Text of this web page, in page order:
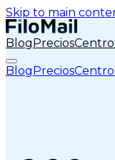
Skip to main
BlogPrecios
BlogPrecios